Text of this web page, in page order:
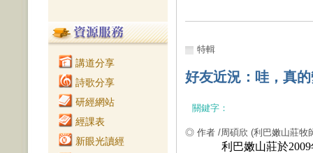
講道分享
詩歌分享
研經網站
經課表
新眼光讀經
特輯
好友近況：哇，真
關鍵字：
◎ 作者 /周碩欣 (利巴嫩山莊牧
利巴嫩山莊於2009